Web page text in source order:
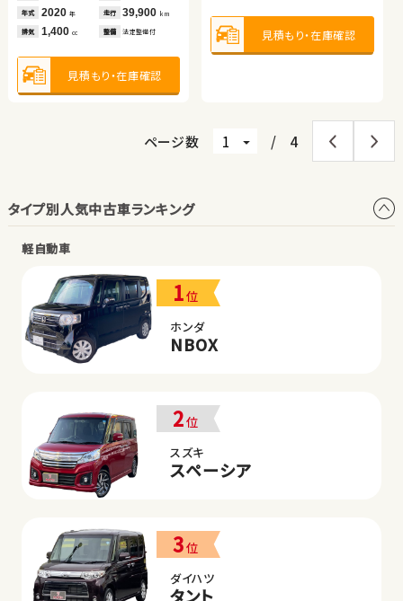
年式 2020 年 走行 39,900 km
排気 1,400 cc 整備 法定整備付
見積もり・在庫確認
見積もり・在庫確認
見積もり・在庫確認 見積もり・在庫確認
見積もり・在庫確認 排気 1,500cc 整備 法定整備付
ページ数 / 4
タイプ別人気中古車ランキング
軽自動車
1位
ホンダ
NBOX
2位
スズキ
スペーシア
3位
ダイハツ
タント